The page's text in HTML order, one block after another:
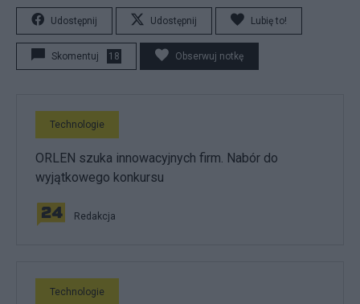
Udostępnij Udostępnij Lubię to!
Skomentuj 18 Obserwuj notkę
Technologie
ORLEN szuka innowacyjnych firm. Nabór do
wyjątkowego konkursu
Redakcja
Technologie